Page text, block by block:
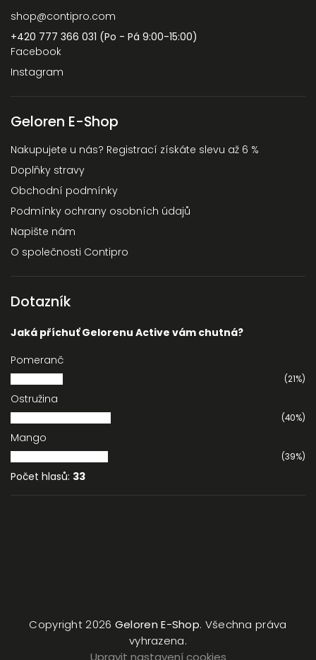
shop@contipro.com
+420 777 366 031 (Po - Pá 9:00-15:00)
Facebook
Instagram
Geloren E-Shop
Nakupujete u nás? Registrací získáte slevu až 6 %
Doplňky stravy
Obchodní podmínky
Podmínky ochrany osobních údajů
Napište nám
O společnosti Contipro
Dotazník
Jaká příchuť Gelorenu Active vám chutná?
Pomeranč
(21%)
Ostružina
(40%)
Mango
(39%)
Počet hlasů: 33
Copyright 2026 Geloren E-Shop. Všechna práva
vyhrazena.